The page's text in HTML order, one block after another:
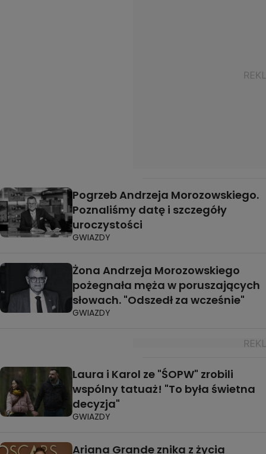
Pogrzeb Andrzeja Morozowskiego.
Poznaliśmy datę i szczegóły
uroczystości
GWIAZDY
Żona Andrzeja Morozowskiego
pożegnała męża w poruszających
słowach. "Odszedł za wcześnie"
GWIAZDY
Laura i Karol ze "ŚOPW" zrobili
wspólny tatuaż! "To była świetna
decyzja"
GWIAZDY
Ariana Grande znika z życia